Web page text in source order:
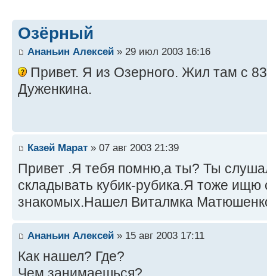
Озёрный
Ананьин Алексей » 29 июл 2003 16:16
Привет. Я из Озерного. Жил там с
Дуженкина.
Казей Марат » 07 авг 2003 21:39
Привет .Я тебя помню,а ты? Ты
складывать кубик-рубика.Я тоже ищю
знакомых.Нашел Виталмка
Ананьин Алексей » 15 авг 2003 17:11
Как нашел? Где?